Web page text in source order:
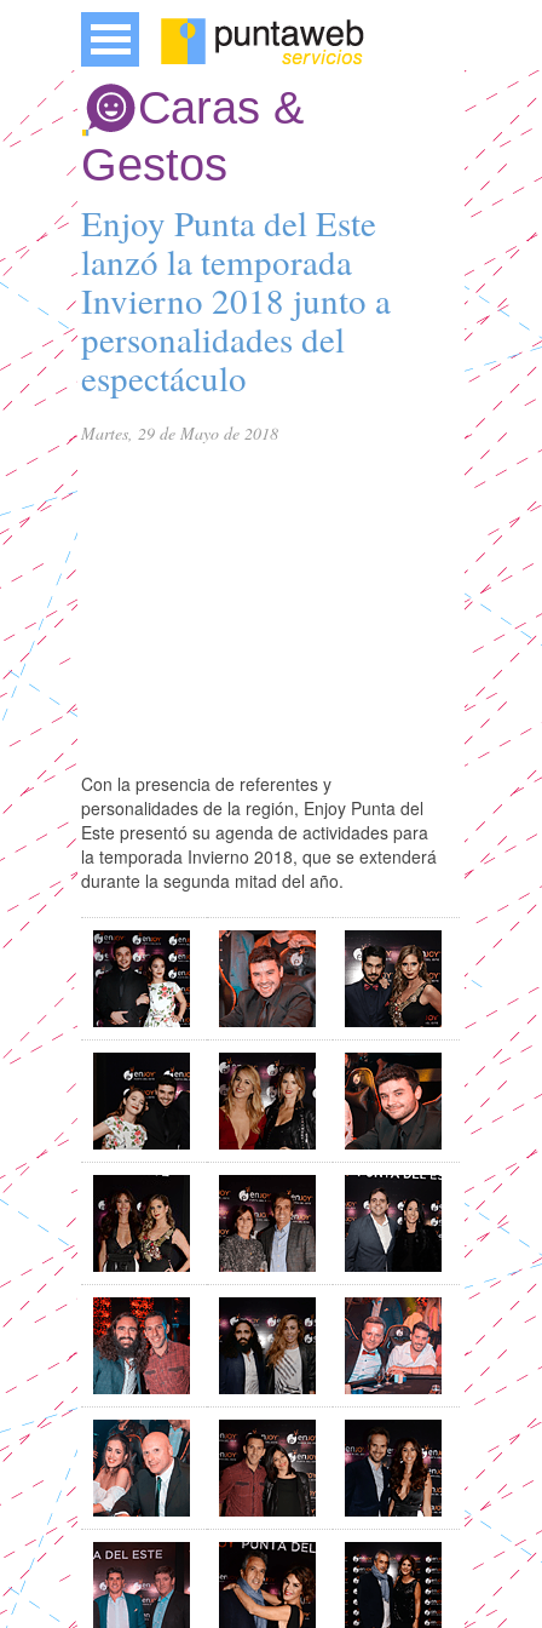
Caras &
Gestos
Enjoy Punta del Este
lanzó la temporada
Invierno 2018 junto a
personalidades del
espectáculo
Martes, 29 de Mayo de 2018
Con la presencia de referentes y
personalidades de la región, Enjoy Punta del
Este presentó su agenda de actividades para
la temporada Invierno 2018, que se extenderá
durante la segunda mitad del año.